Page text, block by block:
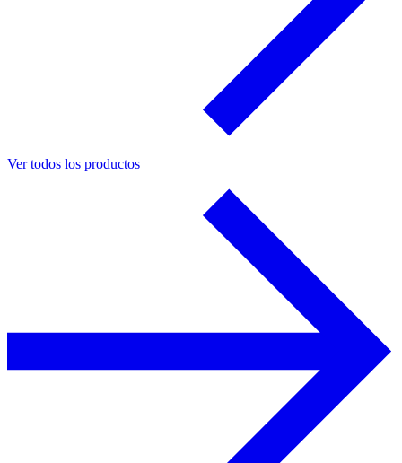
Ver todos los productos